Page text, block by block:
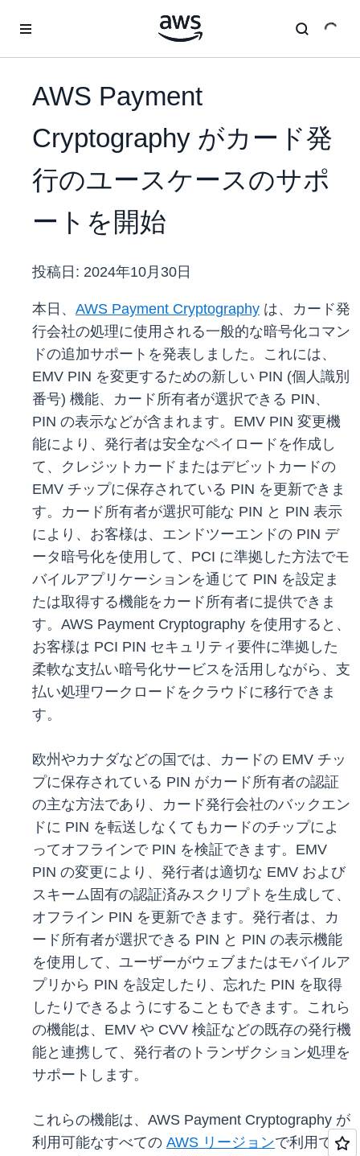
AWS Payment
Cryptography がカード発
行のユースケースのサポ
ートを開始
投稿日: 2024年10月30日
本日、 AWS Payment Cryptography は、カード発
行会社の処理に使用される一般的な暗号化コマン
ドの追加サポートを発表しました。これには、
EMV PIN を変更するための新しい PIN (個人識別
番号) 機能、カード所有者が選択できる PIN、
PIN の表示などが含まれます。EMV PIN 変更機
能により、発行者は安全なペイロードを作成し
て、クレジットカードまたはデビットカードの
EMV チップに保存されている PIN を更新できま
す。カード所有者が選択可能な PIN と PIN 表示
により、お客様は、エンドツーエンドの PIN デ
ータ暗号化を使用して、PCI に準拠した方法でモ
バイルアプリケーションを通じて PIN を設定ま
たは取得する機能をカード所有者に提供できま
す。AWS Payment Cryptography を使用すると、
お客様は PCI PIN セキュリティ要件に準拠した
柔軟な支払い暗号化サービスを活用しながら、支
払い処理ワークロードをクラウドに移行できま
す。
欧州やカナダなどの国では、カードの EMV チッ
プに保存されている PIN がカード所有者の認証
の主な方法であり、カード発行会社のバックエン
ドに PIN を転送しなくてもカードのチップによ
ってオフラインで PIN を検証できます。EMV
PIN の変更により、発行者は適切な EMV および
スキーム固有の認証済みスクリプトを生成して、
オフライン PIN を更新できます。発行者は、カ
ード所有者が選択できる PIN と PIN の表示機能
を使用して、ユーザーがウェブまたはモバイルア
プリから PIN を設定したり、忘れた PIN を取得
したりできるようにすることもできます。これら
の機能は、EMV や CVV 検証などの既存の発行機
能と連携して、発行者のトランザクション処理を
サポートします。
これらの機能は、AWS Payment Cryptography が
利用可能なすべての AWS リージョンで利用でき